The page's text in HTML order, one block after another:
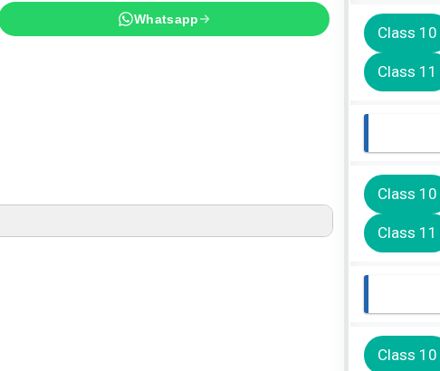
Whatsapp
Class 10
Class 11
Class 10
Class 11
Class 10